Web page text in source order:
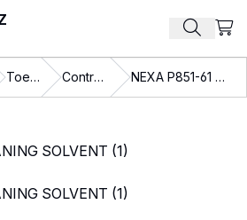
Zoek
Toebehoren Controlemiddelen NEXA P851-61 CLEANING SOLVENT